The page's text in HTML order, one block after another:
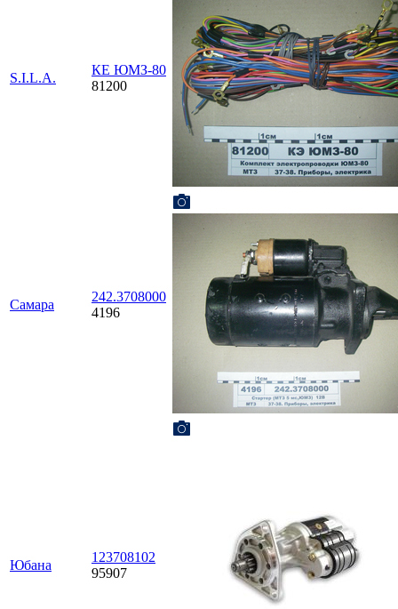
S.I.L.A.
КЕ ЮМЗ-80
81200
Самара
242.3708000
4196
Юбана
123708102
95907